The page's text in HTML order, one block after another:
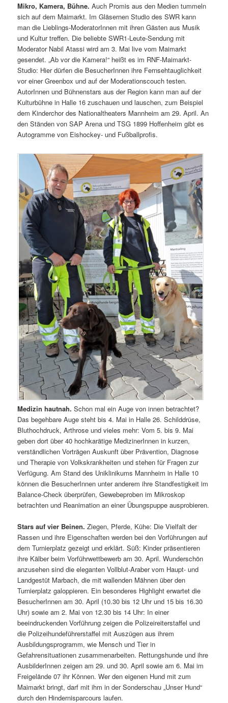
Mikro, Kamera, Bühne. Auch Promis aus den Medien tummeln
sich auf dem Maimarkt. Im Gläsernen Studio des SWR kann
man die Lieblings-ModeratorInnen mit ihren Gästen aus Musik
und Kultur treffen. Die beliebte SWR1-Leute-Sendung mit
Moderator Nabil Atassi wird am 3. Mai live vom Maimarkt
gesendet. „Ab vor die Kamera!“ heißt es im RNF-Maimarkt-
Studio: Hier dürfen die BesucherInnen ihre Fernsehtauglichkeit
vor einer Greenbox und auf der Moderationscouch testen.
AutorInnen und Bühnenstars aus der Region kann man auf der
Kulturbühne in Halle 16 zuschauen und lauschen, zum Beispiel
dem Kinderchor des Nationaltheaters Mannheim am 29. April. An
den Ständen von SAP Arena und TSG 1899 Hoffenheim gibt es
Autogramme von Eishockey- und Fußballprofis.
Medizin hautnah.Schon mal ein Auge von innen betrachtet?
Das begehbare Auge steht bis 4. Mai in Halle 26. Schilddrüse,
Bluthochdruck, Arthrose und vieles mehr: Vom 5. bis 9. Mai
geben dort über 40 hochkarätige MedizinerInnen in kurzen,
verständlichen Vorträgen Auskunft über Prävention, Diagnose
und Therapie von Volkskrankheiten und stehen für Fragen zur
Verfügung. Am Stand des Uniklinikums Mannheim in Halle 10
können die BesucherInnen unter anderem ihre Standfestigkeit im
Balance-Check überprüfen, Gewebeproben im Mikroskop
betrachten und Reanimation an einer Übungspuppe ausprobieren.
Stars auf vier Beinen.Ziegen, Pferde, Kühe: Die Vielfalt der
Rassen und ihre Eigenschaften werden bei den Vorführungen auf
dem Turnierplatz gezeigt und erklärt. Süß: Kinder präsentieren
ihre Kälber beim Vorführwettbewerb am 30. April. Wunderschön
anzusehen sind die eleganten Vollblut-Araber vom Haupt- und
Landgestüt Marbach, die mit wallenden Mähnen über den
Turnierplatz galoppieren. Ein besonderes Highlight erwartet die
BesucherInnen am 30. April (10.30 bis 12 Uhr und 15 bis 16.30
Uhr) sowie am 2. Mai von 12.30 bis 14 Uhr: In einer
beeindruckenden Vorführung zeigen die Polizeireiterstaffel und
die Polizeihundeführerstaffel mit Auszügen aus ihrem
Ausbildungsprogramm, wie Mensch und Tier in
Gefahrensituationen zusammenarbeiten. Rettungshunde und ihre
AusbilderInnen zeigen am 29. und 30. April sowie am 6. Mai im
Freigelände 07 ihr Können. Wer den eigenen Hund mit zum
Maimarkt bringt, darf mit ihm in der Sonderschau „Unser Hund“
durch den Hindernisparcours laufen.